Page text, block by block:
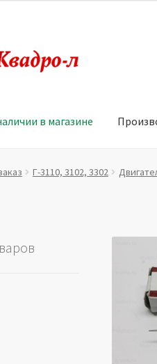
в магазине
Мой аккаунтПолитика в
Г-3110, 3102, 3302